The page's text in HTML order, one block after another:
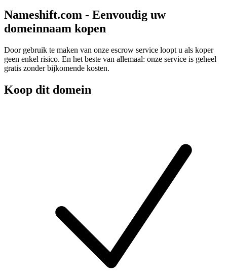
Nameshift.com - Eenvoudig uw
domeinnaam kopen
Door gebruik te maken van onze escrow service loopt u als koper
geen enkel risico. En het beste van allemaal: onze service is geheel
gratis zonder bijkomende kosten.
Koop dit domein